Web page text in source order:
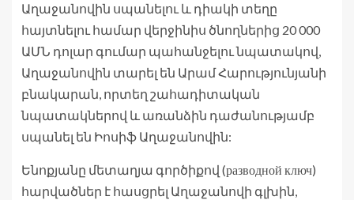
Աղաջանովին սպանելու և դիակի տեղը
հայտնելու համար վերջինիս ծնողներից 20 000
ԱՄՆ դոլար գումար պահանջելու նպատակով,
Աղաջանովին տարել են Արամ Հարությունյանի
բնակարան, որտեղ շահադիտական
նպատակներով և առանձին դաժանությամբ
սպանել են Իոսիֆ Աղաջանովին:
Ենոքյանը մետաղյա գործիքով (разводной ключ)
հարվածներ է հասցրել Աղաջանովի գլխին,